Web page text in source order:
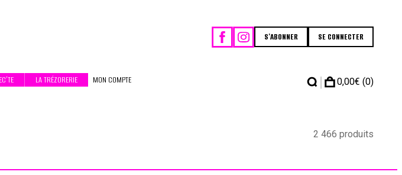
S'ABONNER SE CONNECTER
LA TRÉZORERIE MON COMPTE | 0,00€ (0)
2 466 produits